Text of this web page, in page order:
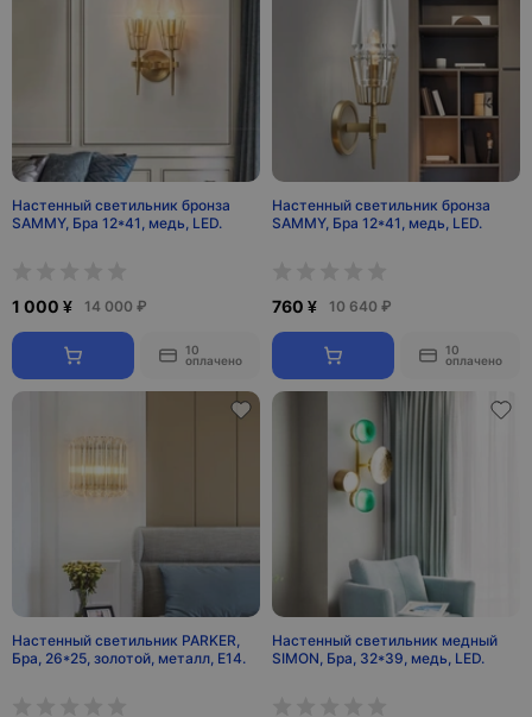
Настенный светильник бронза
SAMMY, Бра 12*41, медь, LED.
1 000 ¥ 14 000 ₽
10
оплачено
Настенный светильник бронза
SAMMY, Бра 12*41, медь, LED.
760 ¥ 10 640 ₽
10
оплачено
Настенный светильник PARKER,
Бра, 26*25, золотой, металл, E14.
Настенный светильник медный
SIMON, Бра, 32*39, медь, LED.